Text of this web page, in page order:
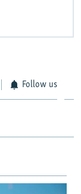
Follow us